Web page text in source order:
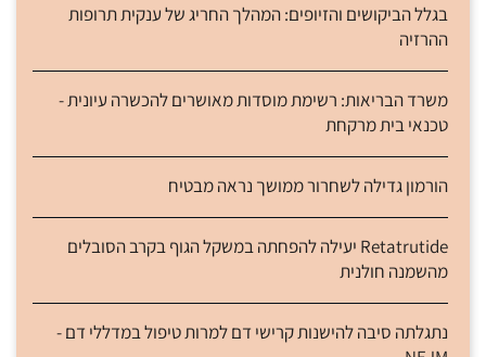
בגלל הביקושים והזיופים: המהלך החריג של ענקית תרופות
ההרזיה
משרד הבריאות: רשימת מוסדות מאושרים להכשרה עיונית -
טכנאי בית מרקחת
הורמון גדילה לשחרור ממושך נראה מבטיח
Retatrutide יעילה להפחתה במשקל הגוף בקרב הסובלים
מהשמנה חולנית
נתגלתה סיבה להישנות קרישי דם למרות טיפול במדללי דם -